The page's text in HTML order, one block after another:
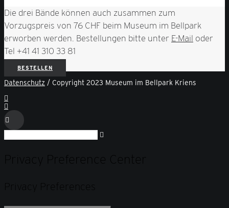
Die drei Bände können auch zusammen zum
Vorzugspreis von 76 CHF beim Museum im Bellpark
erworben werden. Bestellungen bitte unter E-Mail oder
Tel +41 41 310 33 81
BESTELLEN
Datenschutz / Copyright 2023 Museum im Bellpark Kriens
Privacy Preference Center
Privacy Preferences